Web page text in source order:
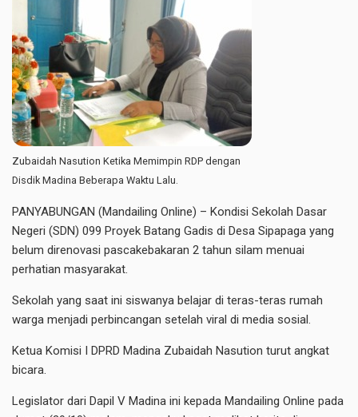
Zubaidah Nasution Ketika Memimpin RDP dengan
Disdik Madina Beberapa Waktu Lalu.
PANYABUNGAN (Mandailing Online) – Kondisi Sekolah Dasar
Negeri (SDN) 099 Proyek Batang Gadis di Desa Sipapaga yang
belum direnovasi pascakebakaran 2 tahun silam menuai
perhatian masyarakat.
Sekolah yang saat ini siswanya belajar di teras-teras rumah
warga menjadi perbincangan setelah viral di media sosial.
Ketua Komisi I DPRD Madina Zubaidah Nasution turut angkat
bicara.
Legislator dari Dapil V Madina ini kepada Mandailing Online pada